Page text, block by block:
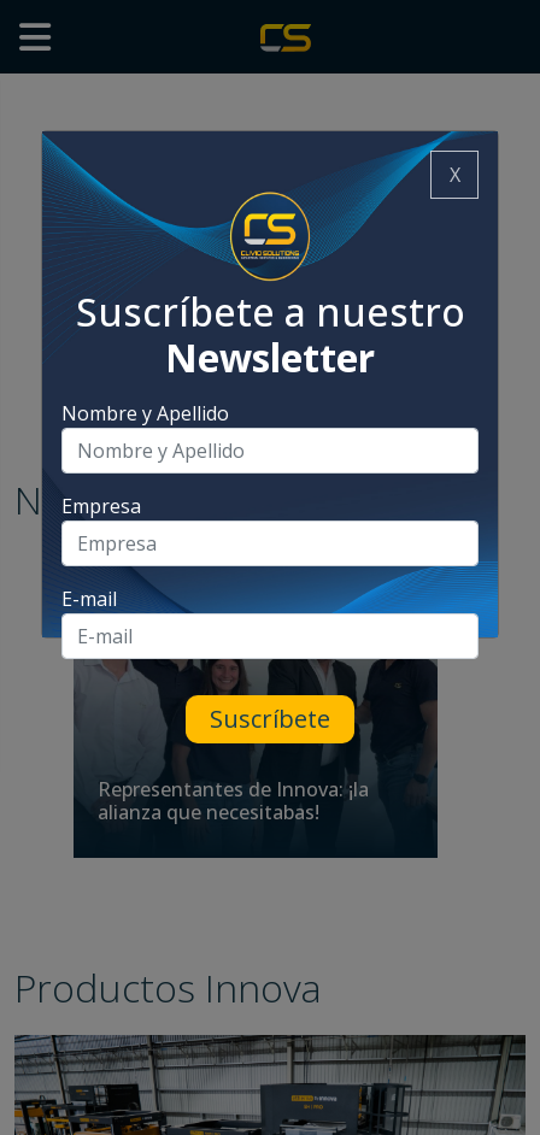
Noticias Innova
Tendencias
Representantes de Innova: ¡la
alianza que necesitabas!
Productos Innova
X
Suscríbete a nuestro
Newsletter
Nombre y Apellido
Empresa
E-mail
Suscríbete